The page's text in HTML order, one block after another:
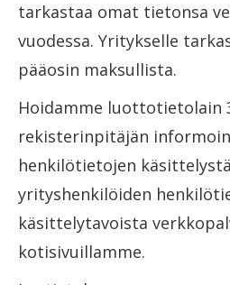
tarkastaa omat tietonsa
vuodessa. Yritykselle
pääosin maksullista.
Hoidamme luottotietolain
rekisterinpitäjän
henkilötietojen
yrityshenkilöiden
käsittelytavoista
kotisivuillamme.